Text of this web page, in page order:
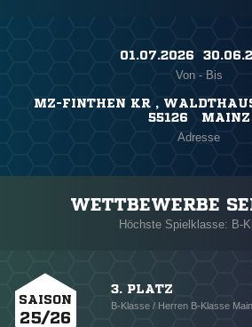
01.07.2026
Von - Bis
MZ-FINTHEN KR ,
55126 MAINZ
Adresse
WETTBEWERBE
Höchste Spielklasse: B-
SAISON
25/26
3. PLATZ
B-Klasse / Herren B-Klasse